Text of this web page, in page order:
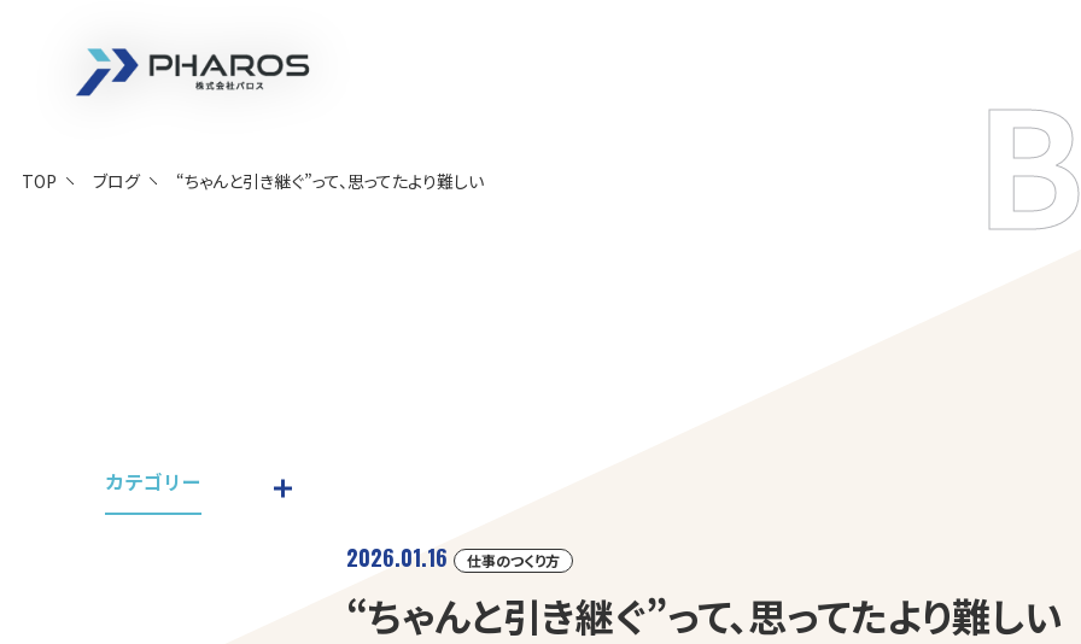
株式会社 Pharos
TOP ブログ “ちゃんと引き継ぐ”って、思ってたより難しい
2026.01.16 仕事のつくり方
“ちゃんと引き継ぐ”って、思ってたより難しい
カテゴリー